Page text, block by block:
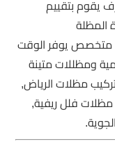
يقوم بتقييم
المظلة
متخصص يوفر الوقت
ومظللات متينة
مظلات الرياض,
فلل ريفية,